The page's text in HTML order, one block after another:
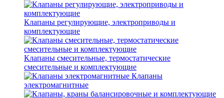
Клапаны регулирующие, электроприводы и
комплектующие
Клапаны смесительные, термостатические
смесительные и комплектующие
Клапаны
электромагнитные